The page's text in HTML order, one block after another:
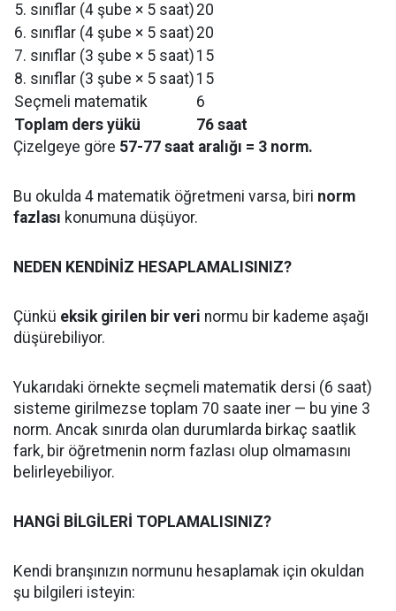
5. sınıflar (4 şube × 5 saat) 20
6. sınıflar (4 şube × 5 saat) 20
7. sınıflar (3 şube × 5 saat) 15
8. sınıflar (3 şube × 5 saat) 15
Seçmeli matematik
6
Toplam ders yükü
76 saat
Çizelgeye göre 57-77 saat aralığı = 3 norm.
Bu okulda 4 matematik öğretmeni varsa, biri norm
fazlası konumuna düşüyor.
NEDEN KENDİNİZ HESAPLAMALISINIZ?
Çünkü eksik girilen bir veri normu bir kademe aşağı
düşürebiliyor.
Yukarıdaki örnekte seçmeli matematik dersi (6 saat)
sisteme girilmezse toplam 70 saate iner — bu yine 3
norm. Ancak sınırda olan durumlarda birkaç saatlik
fark, bir öğretmenin norm fazlası olup olmamasını
belirleyebiliyor.
HANGİ BİLGİLERİ TOPLAMALISINIZ?
Kendi branşınızın normunu hesaplamak için okuldan
şu bilgileri isteyin: